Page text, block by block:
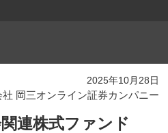
2025年10月28日
岡三オンライン証券カンパニー
関連株式ファンド